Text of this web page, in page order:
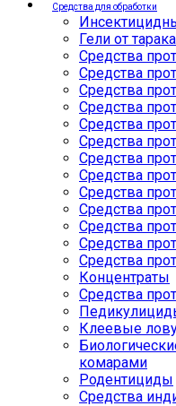
Средства для обработки
Гели от
Средства
Средства
Средства
Средства
Средства
Средства
Средства
Средства
Средства
Средства
Средства
Средства
Средства
Концентраты
Средства
Клеевые
комарами
Родентициды
Средства